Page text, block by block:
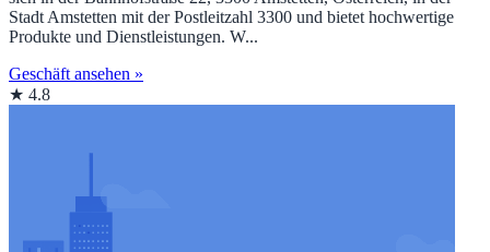
Stadt Amstetten mit der Postleitzahl 3300 und bietet hochwertige
Produkte und Dienstleistungen. W...
Geschäft ansehen »
★ 4.8